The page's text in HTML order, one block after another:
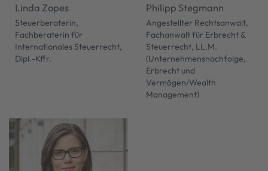
Linda Zopes
Steuerberaterin,
Fachberaterin für
Internationales Steuerrecht,
Dipl.-Kffr.
Philipp Stegmann
Angestellter Rechtsanwalt,
Fachanwalt für Erbrecht &
Steuerrecht, LL.M.
(Unternehmensnachfolge,
Erbrecht und
Vermögen/Wealth
Management)